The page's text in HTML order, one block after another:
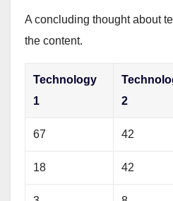
A concluding thought about
the content.
Technology
1
2
67 42
18 42